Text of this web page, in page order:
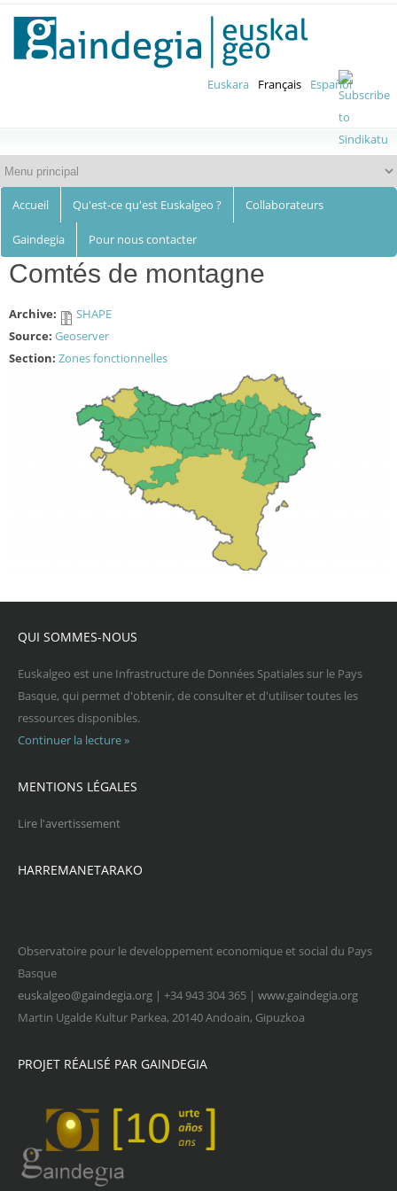
contenu
principal
Euskalgeo
Euskara Français Español
Accueil Qu'est-ce qu'est Euskalgeo ? Collaborateurs
Gaindegia Pour nous contacter
Comtés de montagne
Archive:
SHAPE
Source: Geoserver
Section: Zones fonctionnelles
QUI SOMMES-NOUS
Euskalgeo est une Infrastructure de Données Spatiales sur le Pays
Basque, qui permet d'obtenir, de consulter et d'utiliser toutes les
ressources disponibles.
Continuer la lecture »
MENTIONS LÉGALES
Lire l'avertissement
HARREMANETARAKO
Observatoire pour le developpement economique et social du Pays
Basque
euskalgeo@gaindegia.org | +34 943 304 365 | www.gaindegia.org
Martin Ugalde Kultur Parkea, 20140 Andoain, Gipuzkoa
PROJET RÉALISÉ PAR GAINDEGIA